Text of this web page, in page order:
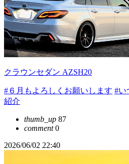
クラウンセダン AZSH20
#６月もよろしくお願いします #い
紹介
thumb_up 87
comment0
2026/06/02 22:40